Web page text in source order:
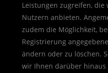
Leistungen zugreifen,
Nutzern anbieten.
zudem die Möglichkeit,
Registrierung
ändern oder zu löschen.
wir Ihnen darüber